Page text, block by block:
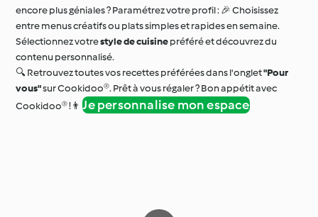
encore plus géniales ? Paramétrez votre profil : 🎉 Choisissez
entre menus créatifs ou plats simples et rapides en semaine.
Sélectionnez votrestyle de cuisinepréféré et découvrez du
contenu personnalisé.
🔍 Retrouvez toutes vos recettes préférées dans l'onglet"Pour
vous"sur Cookidoo®. Prêt à vous régaler ? Bon appétit avec
Cookidoo® !👨‍Je personnalise mon espace